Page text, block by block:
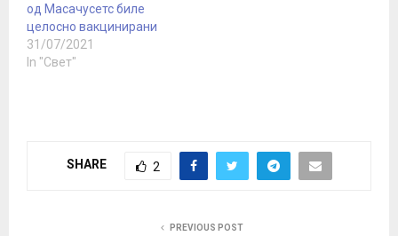
од Масачусетс биле
целосно вакцинирани
31/07/2021
In "Свет"
SHARE 2
PREVIOUS POST